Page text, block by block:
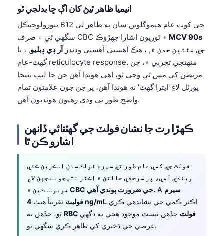
انيميا ظاهر ٿيڻ کان اڳ ڇا بدلجي ٿو
نيورولوجيڪل B12 جي کوٽ عام هيموگلوبن سان به ظاهر ٿي
MCV 90s
جي مٿئين حدن ۾, ، هڪ آهستي آهستي وڌندڙآر ڊي ڊبليو, ، يا
گهٽ-عام reticulocyte response. منهنجي تجربي ۾، جن
مريضن کي مس ٿي وڃي ٿو، اهي هوندا آهن جن جا ليب نتيجا
پورٽل لاءِ 'ايترا گهٽ' نه هوندا آهن، پر جن جون علامتون تمام
واضح طور تي وڌي رهيون هونديون آهن.
ڪهڙا رت جا نشان فولٽ جي گهٽتائي ڏانهن
اشارو ڪن ٿا
فولٽ جي کمي عام طور تي سيرم فولٽ سان اسڪرين ڪئي
ويندي آهي، پر سرحدي حالتن ۾ اڪثر نتيجو سمجهڻ لاءِ
هوموسسٽين ۽ CBC جي ضرورت پوندي آهي. A سيرم
فوليٽ تقريباً هيٺ 4 ng/mL
RBC فولٽ جڏهن ٽيسٽ موجود هجي ته ڊگهي
عرصي جي ذخيري کي ظاهر ڪري سگهي ٿو.